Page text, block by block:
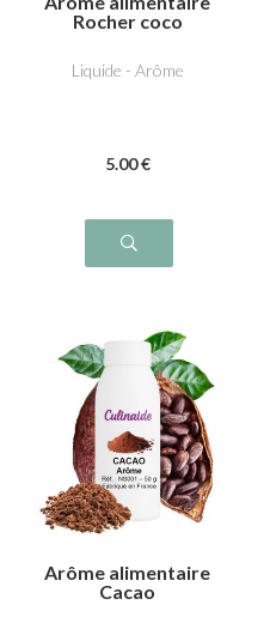
Rocher coco
Liquide - Arôme
5.00 €
Arôme alimentaire
Cacao